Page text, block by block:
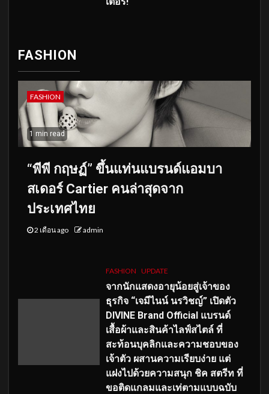
FASHION
FASHION
1 min read
“พีพี กฤษฏ์” ขึ้นแท่นแบรนด์แอมบา
สเดอร์ Cartier คนล่าสุดจาก
ประเทศไทย
2 เดือน ago admin
FASHION UPDATE
จากนักแสดงอายุน้อยสู่เจ้าของ
ธุรกิจ “เจมีไนน์ นรวิชญ์” เปิดตัว
DIVINE Brand Official แบรนด์
เสื้อผ้าและสินค้าไลฟ์สไตล์ ที่
สะท้อนบุคลิกและความชอบของ
เจ้าตัว ผสานความเรียบง่าย แต่
แฝงไปด้วยความสนุก ชิค สตรีท ที่
ขอติดแกลมและเท่ตามแบบฉบับ